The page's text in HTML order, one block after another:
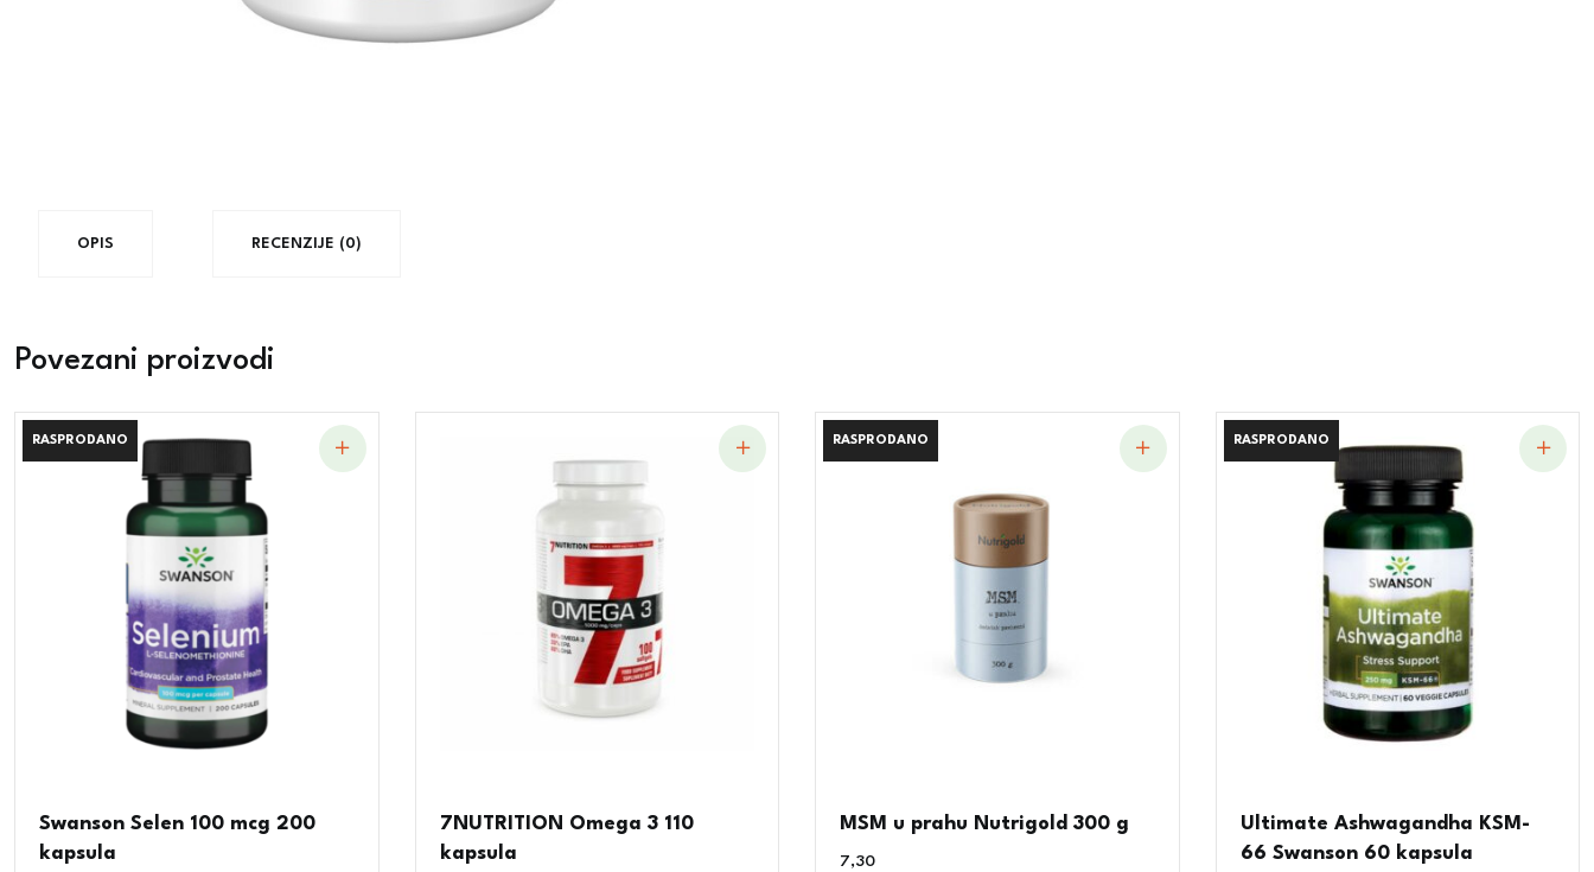
OPIS RECENZIJE (0)
Povezani proizvodi
RASPRODANO
RASPRODANO
Swanson Selen 100 mcg 200
kapsula
7NUTRITION Omega 3 110
kapsula
RASPRODANO
RASPRODANO
MSM u prahu Nutrigold 300 g
7,30
RASPRODANO
RASPRODANO
Ultimate Ashwagandha KSM-
66 Swanson 60 kapsula